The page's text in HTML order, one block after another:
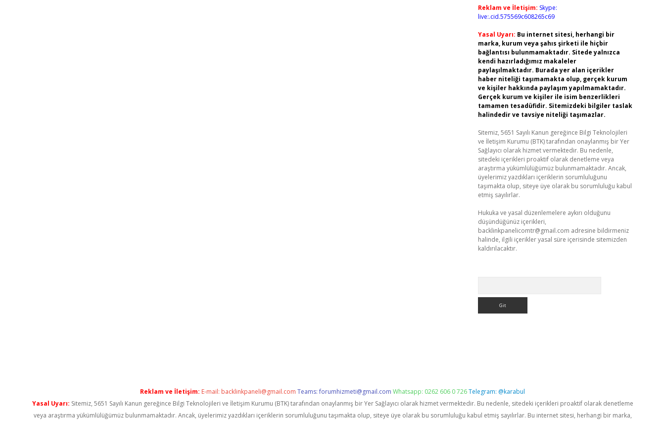
Reklam ve İletişim: Skype:
live:.cid.575569c608265c69
Yasal Uyarı: Bu internet sitesi, herhangi bir
marka, kurum veya şahıs şirketi ile hiçbir
bağlantısı bulunmamaktadır. Sitede yalnızca
kendi hazırladığımız makaleler
paylaşılmaktadır. Burada yer alan içerikler
haber niteliği taşımamakta olup, gerçek kurum
ve kişiler hakkında paylaşım yapılmamaktadır.
Gerçek kurum ve kişiler ile isim benzerlikleri
tamamen tesadüfidir. Sitemizdeki bilgiler taslak
halindedir ve tavsiye niteliği taşımazlar.
Sitemiz, 5651 Sayılı Kanun gereğince Bilgi Teknolojileri
ve İletişim Kurumu (BTK) tarafından onaylanmış bir Yer
Sağlayıcı olarak hizmet vermektedir. Bu nedenle,
sitedeki içerikleri proaktif olarak denetleme veya
araştırma yükümlülüğümüz bulunmamaktadır. Ancak,
üyelerimiz yazdıkları içeriklerin sorumluluğunu
taşımakta olup, siteye üye olarak bu sorumluluğu kabul
etmiş sayılırlar.
Hukuka ve yasal düzenlemelere aykırı olduğunu
düşündüğünüz içerikleri,
backlinkpanelicomtr@gmail.com adresine bildirmeniz
halinde, ilgili içerikler yasal süre içerisinde sitemizden
kaldırılacaktır.
Reklam ve İletişim: E-mail: backlinkpaneli@gmail.com Teams:forumhizmeti@gmail.com Whatsapp: 0262 606 0 726Telegram: @karabul
Yasal Uyarı: Sitemiz, 5651 Sayılı Kanun gereğince Bilgi Teknolojileri ve İletişim Kurumu (BTK) tarafından onaylanmış bir Yer Sağlayıcı olarak hizmet vermektedir. Bu nedenle, sitedeki içerikleri proaktif olarak denetleme
veya araştırma yükümlülüğümüz bulunmamaktadır. Ancak, üyelerimiz yazdıkları içeriklerin sorumluluğunu taşımakta olup, siteye üye olarak bu sorumluluğu kabul etmiş sayılırlar. Bu internet sitesi, herhangi bir marka,